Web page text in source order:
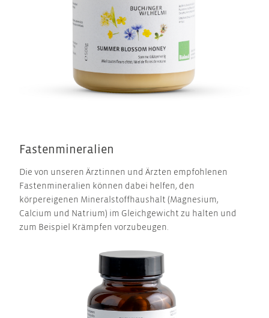
Fastenmineralien
Die von unseren Ärztinnen und Ärzten empfohlenen
Fastenmineralien können dabei helfen, den
körpereigenen Mineralstoffhaushalt (Magnesium,
Calcium und Natrium) im Gleichgewicht zu halten und
zum Beispiel Krämpfen vorzubeugen.